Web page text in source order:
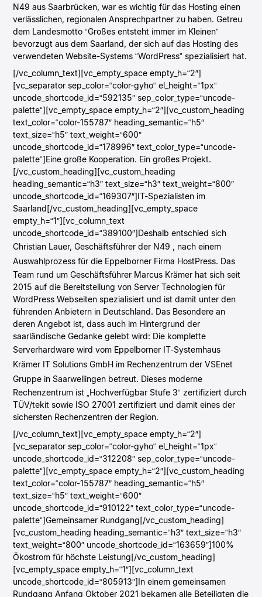
N49 aus Saarbrücken, war es wichtig für das Hosting einen
verlässlichen, regionalen Ansprechpartner zu haben. Getreu
dem Landesmotto “Großes entsteht immer im Kleinen”
bevorzugt aus dem Saarland, der sich auf das Hosting des
verwendeten Website-Systems “WordPress” spezialisiert hat.
[/vc_column_text][vc_empty_space empty_h=“2″]
[vc_separator sep_color=“color-gyho“ el_height=“1px“
uncode_shortcode_id=“592135″ sep_color_type=“uncode-
palette“][vc_empty_space empty_h=“2″][vc_custom_heading
text_color=“color-155787″ heading_semantic=“h5″
text_size=“h5″ text_weight=“600″
uncode_shortcode_id=“178996″ text_color_type=“uncode-
palette“]Eine große Kooperation. Ein großes Projekt.
[/vc_custom_heading][vc_custom_heading
heading_semantic=“h3″ text_size=“h3″ text_weight=“800″
uncode_shortcode_id=“169307″]IT-Spezialisten im
Saarland[/vc_custom_heading][vc_empty_space
empty_h=“1″][vc_column_text
uncode_shortcode_id=“389100″]Deshalb entschied sich
Christian Lauer, Geschäftsführer der N49 , nach einem
Auswahlprozess für die Eppelborner Firma HostPress. Das
Team rund um Geschäftsführer Marcus Krämer hat sich seit
2015 auf die Bereitstellung von Server Technologien für
WordPress Webseiten spezialisiert und ist damit unter den
führenden Anbietern in Deutschland. Das Besondere an
deren Angebot ist, dass auch im Hintergrund der
saarländische Gedanke gelebt wird: Die komplette
Serverhardware wird vom Eppelborner IT-Systemhaus
Krämer IT Solutions GmbH im Rechenzentrum derVSEnet
Gruppe in Saarwellingen betreut. Dieses moderne
Rechenzentrum ist „Hochverfügbar Stufe 3“ zertifiziert durch
TÜV/tekit sowie ISO 27001 zertifiziert und damit eines der
sichersten Rechenzentren der Region.
[/vc_column_text][vc_empty_space empty_h=“2″]
[vc_separator sep_color=“color-gyho“ el_height=“1px“
uncode_shortcode_id=“312208″ sep_color_type=“uncode-
palette“][vc_empty_space empty_h=“2″][vc_custom_heading
text_color=“color-155787″ heading_semantic=“h5″
text_size=“h5″ text_weight=“600″
uncode_shortcode_id=“910122″ text_color_type=“uncode-
palette“]Gemeinsamer Rundgang[/vc_custom_heading]
[vc_custom_heading heading_semantic=“h3″ text_size=“h3″
text_weight=“800″ uncode_shortcode_id=“163659″]100%
Ökostrom für höchste Leistung[/vc_custom_heading]
[vc_empty_space empty_h=“1″][vc_column_text
uncode_shortcode_id=“805913″]In einem gemeinsamen
Rundgang Anfang Oktober 2021 bekamen alle Beteiligten die